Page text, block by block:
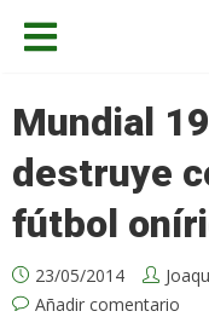
Mundial
destruye
fútbol
23/05/2014
Añadir comentario